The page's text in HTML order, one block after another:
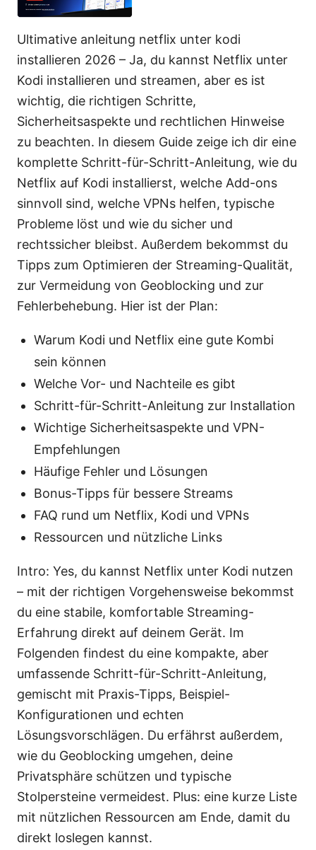
Ultimative anleitung netflix unter kodi
installieren 2026 – Ja, du kannst Netflix unter
Kodi installieren und streamen, aber es ist
wichtig, die richtigen Schritte,
Sicherheitsaspekte und rechtlichen Hinweise
zu beachten. In diesem Guide zeige ich dir eine
komplette Schritt-für-Schritt-Anleitung, wie du
Netflix auf Kodi installierst, welche Add-ons
sinnvoll sind, welche VPNs helfen, typische
Probleme löst und wie du sicher und
rechtssicher bleibst. Außerdem bekommst du
Tipps zum Optimieren der Streaming-Qualität,
zur Vermeidung von Geoblocking und zur
Fehlerbehebung. Hier ist der Plan:
Warum Kodi und Netflix eine gute Kombi
sein können
Welche Vor- und Nachteile es gibt
Schritt-für-Schritt-Anleitung zur Installation
Wichtige Sicherheitsaspekte und VPN-
Empfehlungen
Häufige Fehler und Lösungen
Bonus-Tipps für bessere Streams
FAQ rund um Netflix, Kodi und VPNs
Ressourcen und nützliche Links
Intro: Yes, du kannst Netflix unter Kodi nutzen
– mit der richtigen Vorgehensweise bekommst
du eine stabile, komfortable Streaming-
Erfahrung direkt auf deinem Gerät. Im
Folgenden findest du eine kompakte, aber
umfassende Schritt-für-Schritt-Anleitung,
gemischt mit Praxis-Tipps, Beispiel-
Konfigurationen und echten
Lösungsvorschlägen. Du erfährst außerdem,
wie du Geoblocking umgehen, deine
Privatsphäre schützen und typische
Stolpersteine vermeidest. Plus: eine kurze Liste
mit nützlichen Ressourcen am Ende, damit du
direkt loslegen kannst.